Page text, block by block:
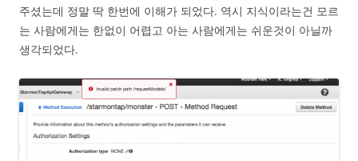
주셨는데 정말 딱 한번에 이해가 되었다. 역시 지식이라는건 모르
는 사람에게는 한없이 어렵고 아는 사람에게는 쉬운것이 아닐까
생각되었다.